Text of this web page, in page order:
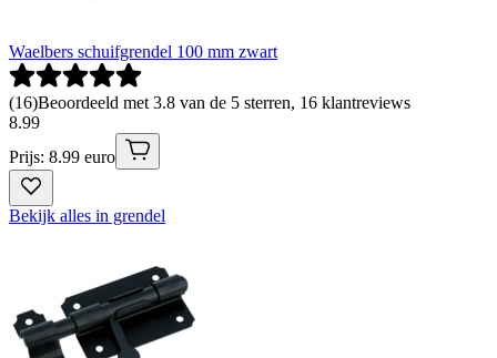
Waelbers schuifgrendel 100 mm zwart
(16)Beoordeeld met 3.8 van de 5 sterren, 16 klantreviews
8.99
Prijs: 8.99 euro
Bekijk alles in grendel